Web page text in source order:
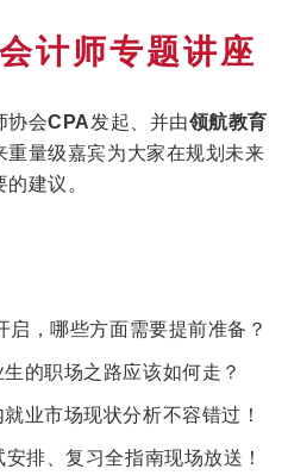
计师专题讲座
协会CPA发起、并由领航教育
重量级嘉宾为大家在规划未来
建议。
启，哪些方面需要提前准备？
的职场之路应该如何走？
业市场现状分析不容错过！
排、复习全指南现场放送！